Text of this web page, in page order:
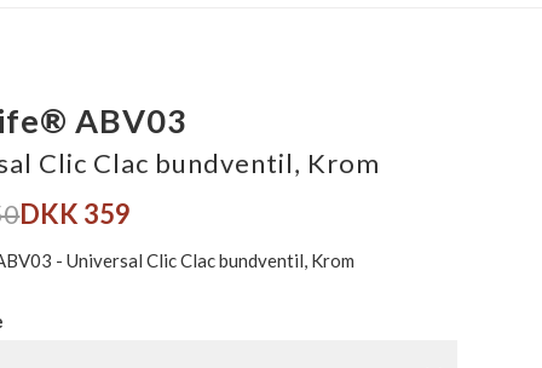
ABV03
Clic Clac bundventil, Krom
DKK 359
- Universal Clic Clac bundventil, Krom